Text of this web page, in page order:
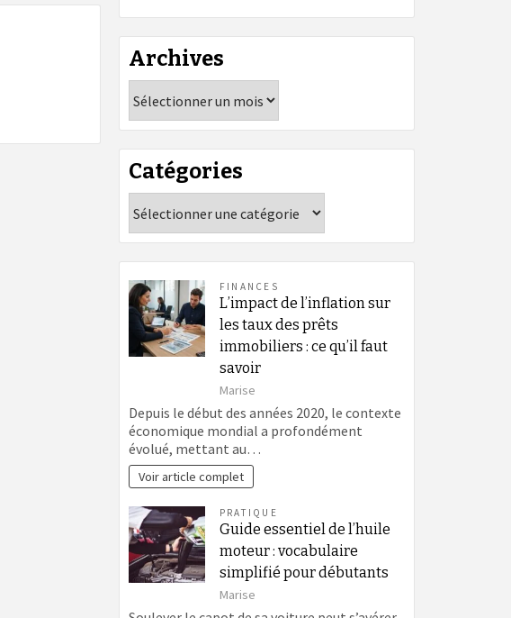
Archives
Catégories
FINANCES
L’impact de l’inflation sur
les taux des prêts
immobiliers : ce qu’il faut
savoir
Marise
Depuis le début des années 2020, le contexte
économique mondial a profondément
évolué, mettant au…
Voir article complet
PRATIQUE
Guide essentiel de l’huile
moteur : vocabulaire
simplifié pour débutants
Marise